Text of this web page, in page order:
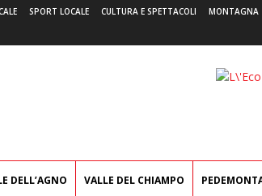
SPORT LOCALE CULTURA E SPETTACOLI MONTAGNA
DELL’AGNO VALLE DEL CHIAMPO